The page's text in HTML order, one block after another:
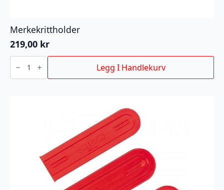
Merkekrittholder
219,00 kr
Merkekrittholder
antall Legg I Handlekurv